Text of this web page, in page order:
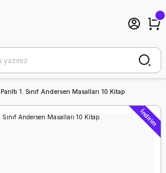
Parıltı 1. Sınıf Andersen Masalları 10 Kitap
İndirim